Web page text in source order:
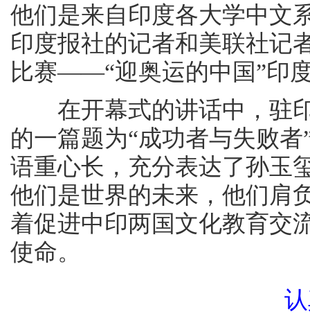
他们是来自印度各大学中文
印度报社的记者和美联社记
比赛——“迎奥运的中国”印
在开幕式的讲话中，驻印
的一篇题为“成功者与失败
语重心长，充分表达了孙玉
他们是世界的未来，他们肩
着促进中印两国文化教育交
使命。